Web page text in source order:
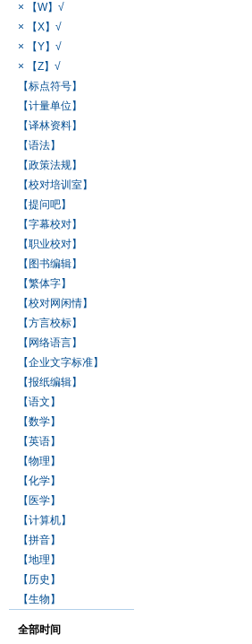
× 【W】√
× 【X】√
× 【Y】√
× 【Z】√
【标点符号】
【计量单位】
【译林资料】
【语法】
【政策法规】
【校对培训室】
【提问吧】
【字幕校对】
【职业校对】
【图书编辑】
【繁体字】
【校对网闲情】
【方言校标】
【网络语言】
【企业文字标准】
【报纸编辑】
【语文】
【数学】
【英语】
【物理】
【化学】
【医学】
【计算机】
【拼音】
【地理】
【历史】
【生物】
全部时间